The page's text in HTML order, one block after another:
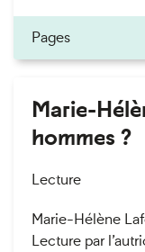
Pages
Marie-
hommes ?
Lecture
Marie-Hélène
Lecture par